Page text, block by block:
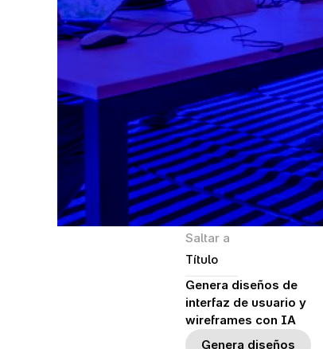
Saltar a
Título
Genera diseños de
interfaz de usuario y
wireframes con IA
Genera diseños